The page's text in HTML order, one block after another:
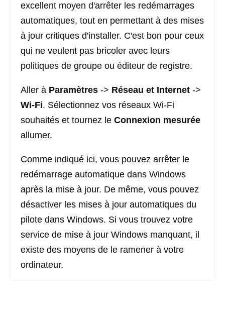
excellent moyen d'arrêter les redémarrages
automatiques, tout en permettant à des mises
à jour critiques d'installer. C'est bon pour ceux
qui ne veulent pas bricoler avec leurs
politiques de groupe ou éditeur de registre.
Aller à Paramètres -> Réseau et Internet ->
Wi-Fi. Sélectionnez vos réseaux Wi-Fi
souhaités et tournez le Connexion mesurée
allumer.
Comme indiqué ici, vous pouvez arrêter le
redémarrage automatique dans Windows
après la mise à jour. De même, vous pouvez
désactiver les mises à jour automatiques du
pilote dans Windows. Si vous trouvez votre
service de mise à jour Windows manquant, il
existe des moyens de le ramener à votre
ordinateur.